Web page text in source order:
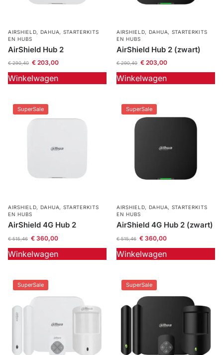
AIRSHIELD, DAHUA, STARTERKITS
EN HUBS
AirShield Hub 2
€290,40 €203,00
Winkelwagen
AIRSHIELD, DAHUA, STARTERKITS
EN HUBS
AirShield Hub 2 (zwart)
€290,40 €203,00
Winkelwagen
SuperSale
AIRSHIELD, DAHUA, STARTERKITS
EN HUBS
AirShield 4G Hub 2
€515,46 €360,00
Winkelwagen
SuperSale
AIRSHIELD, DAHUA, STARTERKITS
EN HUBS
AirShield 4G Hub 2 (zwart)
€515,46 €360,00
Winkelwagen
SuperSale SuperSale